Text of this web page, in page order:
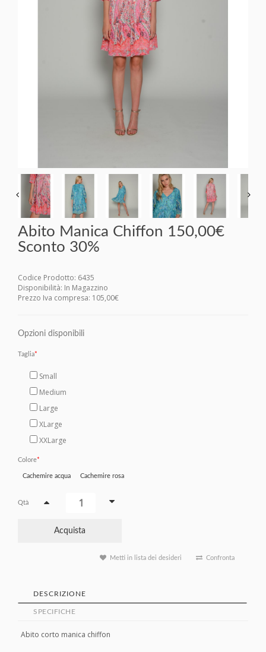
Abito Manica Chiffon 150,00€
Sconto 30%
Codice Prodotto: 6435
Disponibilità: In Magazzino
Prezzo Iva compresa: 105,00€
Opzioni disponibili
Taglia
Small
Medium
Large
XLarge
XXLarge
Colore
Cachemire acqua Cachemire rosa
Qtà
Acquista
Metti in lista dei desideri Confronta
DESCRIZIONE
SPECIFICHE
Abito corto manica chiffon